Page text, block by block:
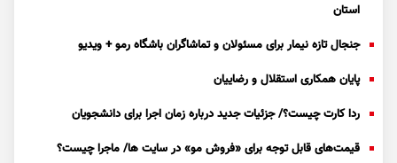
استان
جنجال تازه نیمار برای مسئولان و تماشاگران باشگاه رمو + ویدیو
پایان همکاری استقلال و رضاییان
ردا کارت چیست؟/ جزئیات جدید درباره زمان اجرا برای دانشجویان
قیمت‌های قابل توجه برای «فروش مو» در سایت ها/ ماجرا چیست؟